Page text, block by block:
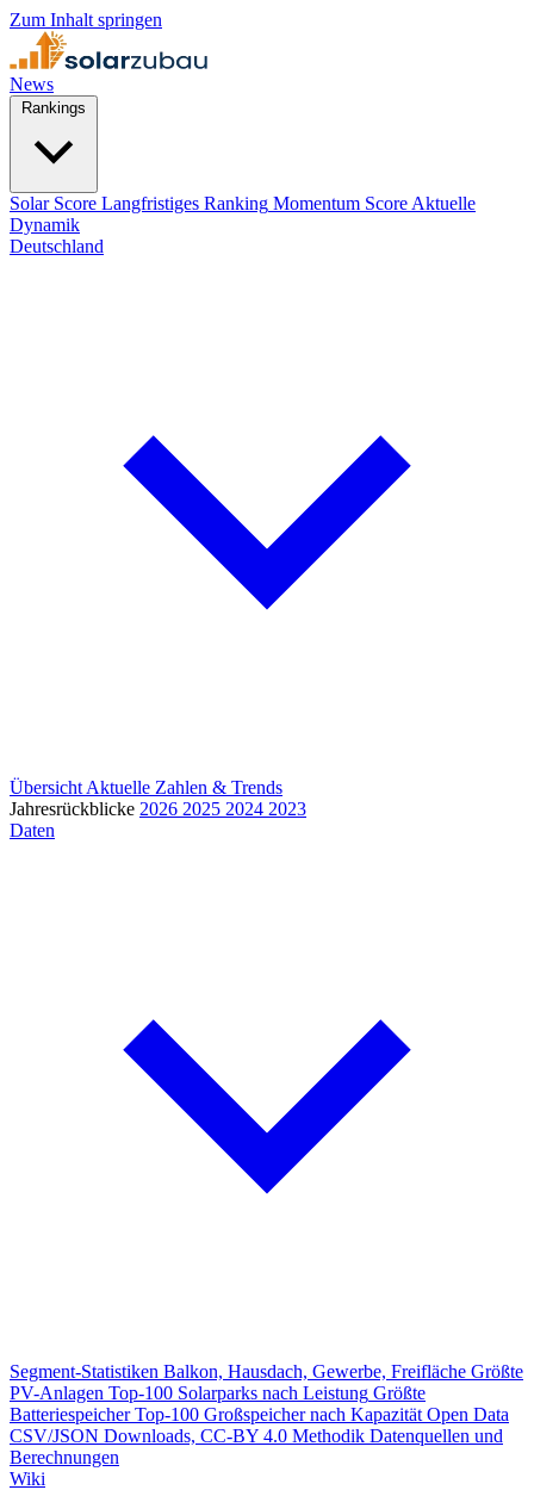
Zum Inhalt springen
News
Solar Score Langfristiges Ranking Momentum Score Aktuelle
Dynamik
Deutschland
Übersicht Aktuelle Zahlen & Trends
Jahresrückblicke 2026 2025 2024 2023
Daten
Segment-Statistiken Balkon, Hausdach, Gewerbe, Freifläche Größte
PV-Anlagen Top-100 Solarparks nach Leistung Größte
Batteriespeicher Top-100 Großspeicher nach Kapazität Open Data
CSV/JSON Downloads, CC-BY 4.0 Methodik Datenquellen und
Berechnungen
Wiki